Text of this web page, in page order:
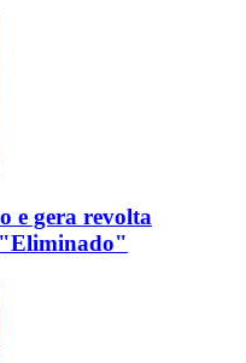
e gera revolta